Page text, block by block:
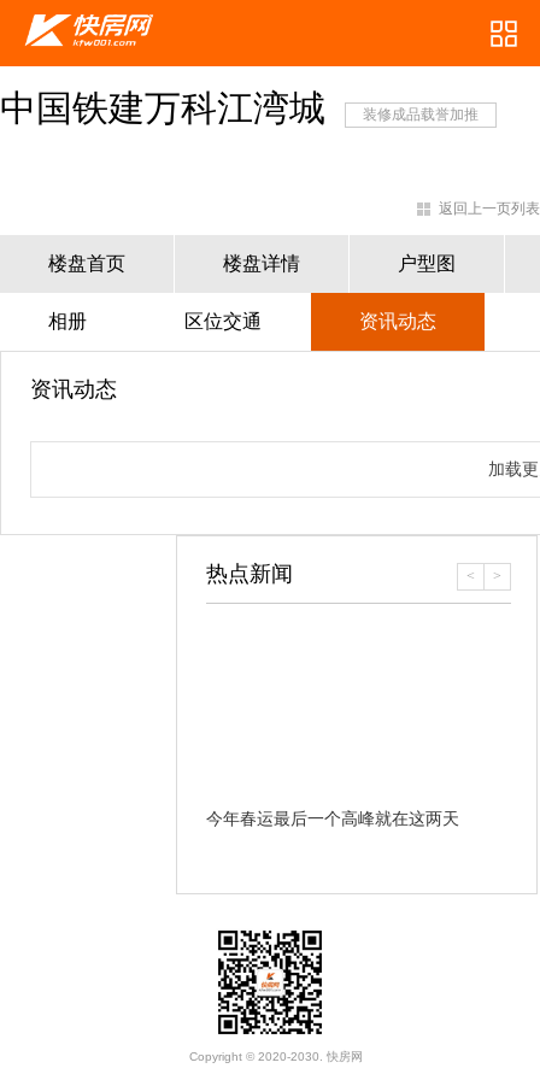
中国铁建万科江湾城 装修成品载誉加推
返回上一页列表
楼盘首页 楼盘详情 户型图
相册 区位交通 资讯动态
资讯动态
加载
热点新闻
今年春运最后一个高峰就在这两天
< >
Copyright © 2020-2030. 快房网